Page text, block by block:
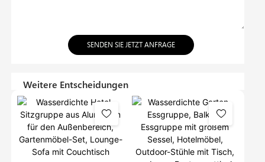
SENDEN SIE JETZT ANFRAGE
Weitere Entscheidungen